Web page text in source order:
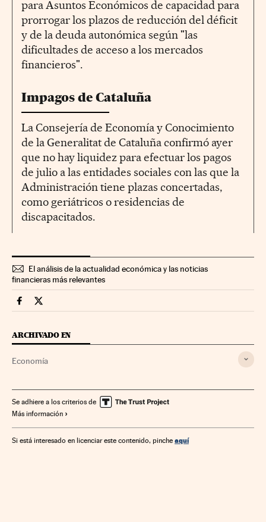
para Asuntos Económicos de capacidad para
prorrogar los plazos de reducción del déficit
y de la deuda autonómica según "las
dificultades de acceso a los mercados
financieros".
Impagos de Cataluña
La Consejería de Economía y Conocimiento
de la Generalitat de Cataluña confirmó ayer
que no hay liquidez para efectuar los pagos
de julio a las entidades sociales con las que la
Administración tiene plazas concertadas,
como geriátricos o residencias de
discapacitados.
El análisis de la actualidad económica y las noticias
financieras más relevantes
Economia Cinco Días en Facebook
Economia Cinco Días en Twitter
ARCHIVADO EN
Economía
Se adhiere a los criterios de
Más información
Si está interesado en licenciar este contenido, pinche aquí